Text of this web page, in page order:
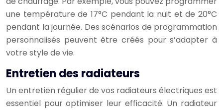
une température de 17°C pendant la nuit et de 20°C
pendant la journée. Des scénarios de programmation
personnalisés peuvent être créés pour s’adapter à
votre style de vie.
Entretien des radiateurs
Un entretien régulier de vos radiateurs électriques est
essentiel pour optimiser leur efficacité. Un radiateur